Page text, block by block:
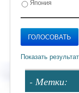
Япония
- Метки: